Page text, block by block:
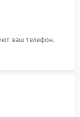
ваш телефон.